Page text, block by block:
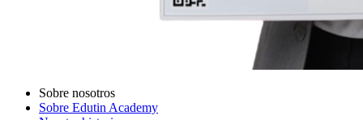
Sobre nosotros
Sobre Edutin Academy